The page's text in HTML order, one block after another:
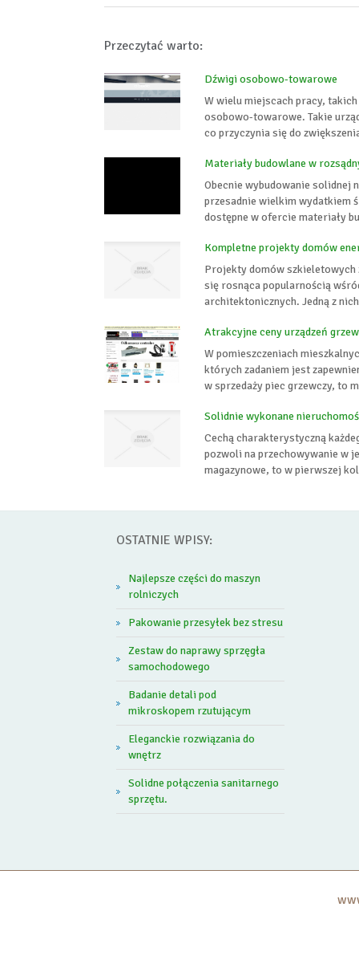
Przeczytać warto:
Dźwigi osobowo-towarowe
W wielu miejscach pracy,
osobowo-towarowe. Takie
co przyczynia się do
Materiały budowlane w
Obecnie wybudowanie solidnej
przesadnie wielkim wydatkiem
dostępne w ofercie materiały
Kompletne projekty domów
Projekty domów szkieletowych
się rosnąca popularnością
architektonicznych. Jedną z
Atrakcyjne ceny urządzeń
W pomieszczeniach
których zadaniem jest
w sprzedaży piec grzewczy, to
Solidnie wykonane
Cechą charakterystyczną
pozwoli na przechowywanie w
magazynowe, to w pierwszej
OSTATNIE WPISY:
Najlepsze części do maszyn
rolniczych
Pakowanie przesyłek bez stresu
Zestaw do naprawy sprzęgła
samochodowego
Badanie detali pod
mikroskopem rzutującym
Eleganckie rozwiązania do
wnętrz
Solidne połączenia sanitarnego
sprzętu.